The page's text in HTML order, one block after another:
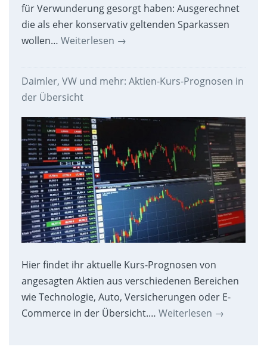
für Verwunderung gesorgt haben: Ausgerechnet
die als eher konservativ geltenden Sparkassen
wollen… Weiterlesen →
Daimler, VW und mehr: Aktien-Kurs-Prognosen in
der Übersicht
Hier findet ihr aktuelle Kurs-Prognosen von
angesagten Aktien aus verschiedenen Bereichen
wie Technologie, Auto, Versicherungen oder E-
Commerce in der Übersicht.… Weiterlesen →